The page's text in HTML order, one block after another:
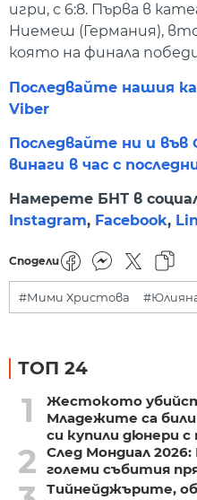
игри, с 6:8. Първа в
Ниемеш (Германия),
която на финала
Последвайте нашия
Viber
Последвайте ни и във
винаги в час с
Намерете БНТ в
Instagram, Facebook,
Сподели
#Мими Христова
ТОП 24
1
Жестокото
Младежите са били
си купили дюнери
2
След Мондиал
големи събития
Тийнейджърите,